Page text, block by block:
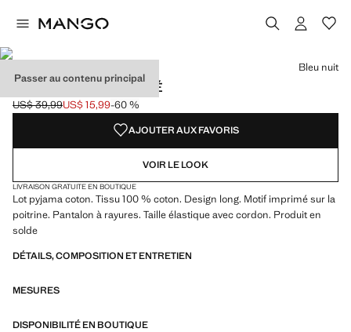
Passer au contenu principal
PYJAMA LONG IMPRIMÉ
Prix initial barré [US$ 39,99 ]
US$ 39,99
Prix actuel [US$ 15,99 ]
US$ 15,99-60 %
Choisissez une couleur
Bleu nuit
AJOUTER AUX FAVORIS
VOIR LE LOOK
LIVRAISON GRATUITE EN BOUTIQUE
Lot pyjama coton. Tissu 100 % coton. Design long. Motif imprimé sur la
poitrine. Pantalon à rayures. Taille élastique avec cordon. Produit en
solde
DÉTAILS, COMPOSITION ET ENTRETIEN
MESURES
DISPONIBILITÉ EN BOUTIQUE